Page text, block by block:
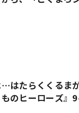
はたらくくるま
のヒーローズ』